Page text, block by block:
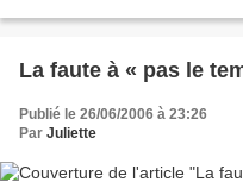
La faute à « pas le
Publié le 26/06/2006 à 23:26
Par Juliette